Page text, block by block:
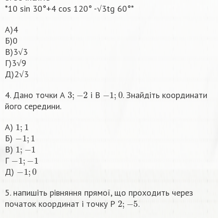
*10 sin 30°+4 cos 120° -√3tg 60°*
А)4
Б)0
В)3√3
Г)3√9
Д)2√3
4. Дано точки А 3 2 і В 1; 0 . Знайдіть координати
його середини.
А) 1 1
Б) −1;1
В) 1 −1
Г− 1; 1
Д) −1; 0
5. напишіть рівняння прямої, що проходить через
початок координат і точку Р 2;−5 .